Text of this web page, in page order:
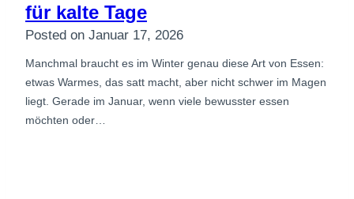
für kalte Tage
Posted on Januar 17, 2026
Manchmal braucht es im Winter genau diese Art von Essen:
etwas Warmes, das satt macht, aber nicht schwer im Magen
liegt. Gerade im Januar, wenn viele bewusster essen
möchten oder…